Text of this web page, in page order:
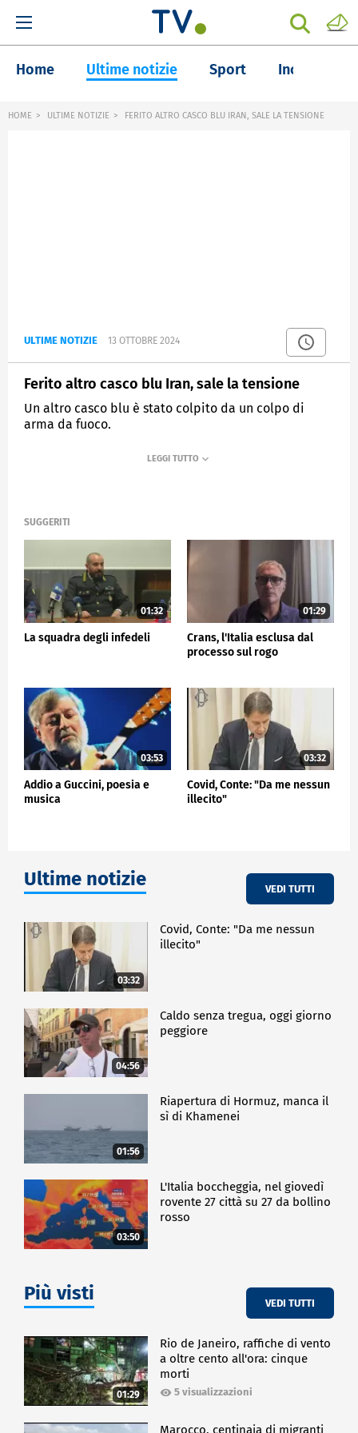
Home Ultime notizie Sport Inchieste
HOME ULTIME NOTIZIE FERITO ALTRO CASCO BLU IRAN, SALE LA TENSIONE
ULTIME NOTIZIE 13 OTTOBRE 2024
Ferito altro casco blu Iran, sale la tensione
Un altro casco blu è stato colpito da un colpo di
arma da fuoco.
SUGGERITI
01:32
La squadra degli infedeli
01:29
Crans, l'Italia esclusa dal
processo sul rogo
03:53
Addio a Guccini, poesia e
musica
03:32
Covid, Conte: "Da me nessun
illecito"
Ultime notizie VEDI TUTTI
03:32
Covid, Conte: "Da me nessun
illecito"
04:56
Caldo senza tregua, oggi giorno
peggiore
01:56
Riapertura di Hormuz, manca il
sì di Khamenei
03:50
L'Italia boccheggia, nel giovedì
rovente 27 città su 27 da bollino
rosso
Più visti VEDI TUTTI
01:29
Rio de Janeiro, raffiche di vento
a oltre cento all'ora: cinque
morti
5 visualizzazioni
Marocco, centinaia di migranti